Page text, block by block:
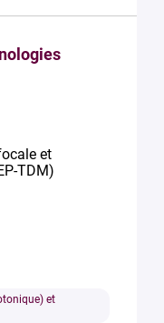
et
TDM)
et